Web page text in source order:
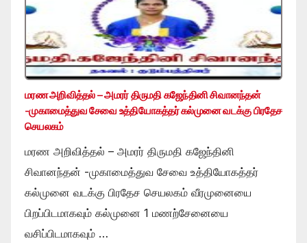
மரண அறிவித்தல் – அமரர் திருமதி கஜேந்தினி சிவானந்தன்
-முகாமைத்துவ சேவை உத்தியோகத்தர் கல்முனை வடக்கு பிரதேச
செயலகம்
மரண அறிவித்தல் – அமரர் திருமதி கஜேந்தினி
சிவானந்தன் -முகாமைத்துவ சேவை உத்தியோகத்தர்
கல்முனை வடக்கு பிரதேச செயலகம் வீரமுனையை
பிறப்பிடமாகவும் கல்முனை 1 மணற்சேனையை
வசிப்பிடமாகவும் …